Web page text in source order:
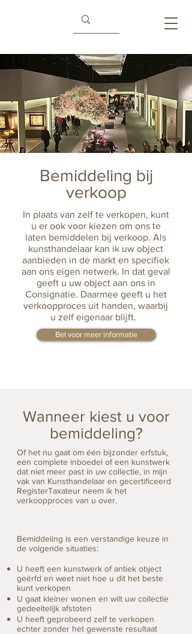
Bemiddeling bij
verkoop
In plaats van zelf te verkopen, kunt
u er ook voor kiezen om ons te
laten bemiddelen bij verkoop. Als
kunsthandelaar kan ik uw object
aanbieden in de markt en specifiek
aan ons eigen netwerk. In dat geval
geeft u uw object aan ons in
Consignatie. Daarmee geeft u het
verkoopproces uit handen, waarbij
u zelf eigenaar blijft.
Bel voor meer informatie
Wanneer kiest u voor
bemiddeling?
Of het nu gaat om één bijzonder erfstuk,
een complete inboedel of een kunstwerk
dat niet meer past in uw collectie, in mijn
vak van Kunsthandelaar en gecertificeerd
RegisterTaxateur neem ik het
verkoopproces van u over.
Bemiddeling is een verstandige keuze in
de volgende situaties:
U heeft een kunstwerk of antiek object
geërfd en weet niet hoe u dit het beste
kunt verkopen
U gaat kleiner wonen en wilt uw collectie
gedeeltelijk afstoten
U heeft geprobeerd zelf te verkopen
echter zonder het gewenste resultaat